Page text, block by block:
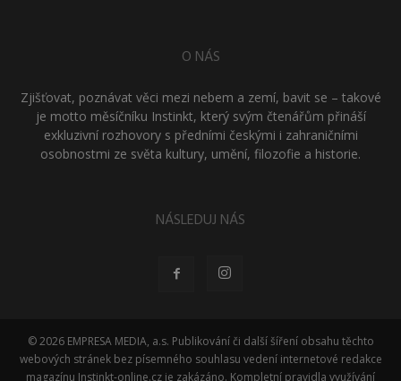
O NÁS
Zjišťovat, poznávat věci mezi nebem a zemí, bavit se – takové
je motto měsíčníku Instinkt, který svým čtenářům přináší
exkluzivní rozhovory s předními českými i zahraničními
osobnostmi ze světa kultury, umění, filozofie a historie.
NÁSLEDUJ NÁS
© 2026 EMPRESA MEDIA, a.s. Publikování či další šíření obsahu těchto
webových stránek bez písemného souhlasu vedení internetové redakce
magazínu Instinkt-online.cz je zakázáno. Kompletní pravidla využívání